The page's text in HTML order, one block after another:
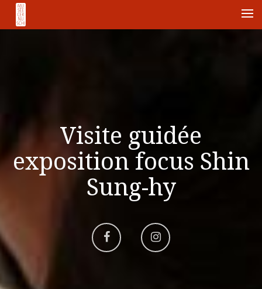
Visite guidée
exposition focus Shin
Sung-hy
Aller
Aller